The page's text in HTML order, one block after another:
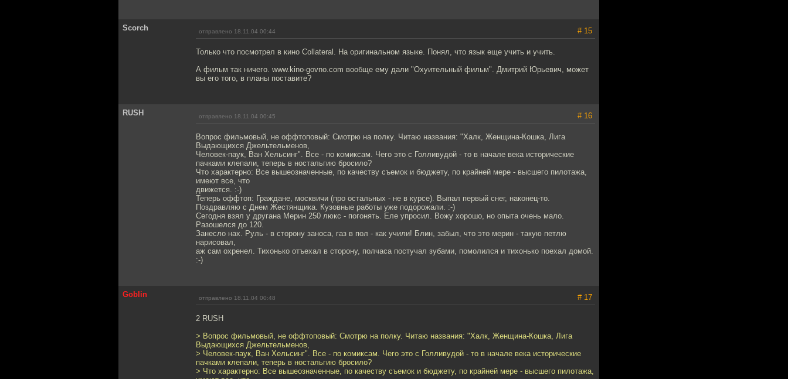
Scorch отправлено 18.11.04 00:44 # 15
Только что посмотрел в кино Collateral. На оригинальном языке. Понял, что язык еще учить и учить.
А фильм так ничего. www.kino-govno.com вообще ему дали "Охуительный фильм". Дмитрий Юрьевич, может
вы его того, в планы поставите?
RUSH отправлено 18.11.04 00:45 # 16
Вопрос фильмовый, не оффтоповый: Смотрю на полку. Читаю названия: "Халк, Женщина-Кошка, Лига
Выдающихся Джельтельменов,
Человек-паук, Ван Хельсинг". Все - по комиксам. Чего это с Голливудой - то в начале века исторические
пачками клепали, теперь в ностальгию бросило?
Что характерно: Все вышеозначенные, по качеству съемок и бюджету, по крайней мере - высшего пилотажа,
имеют все, что
движется. :-)
Теперь оффтоп: Граждане, москвичи (про остальных - не в курсе). Выпал первый снег, наконец-то.
Поздравляю с Днем Жестянщика. Кузовные работы уже подорожали. :-)
Сегодня взял у другана Мерин 250 люкс - погонять. Еле упросил. Вожу хорошо, но опыта очень мало.
Разошелся до 120.
Занесло нах. Руль - в сторону заноса, газ в пол - как учили! Блин, забыл, что это мерин - такую петлю
нарисовал,
аж сам охренел. Тихонько отъехал в сторону, полчаса постучал зубами, помолился и тихонько поехал домой.
:-)
Goblin отправлено 18.11.04 00:48 # 17
2 RUSH
> Вопрос фильмовый, не оффтоповый: Смотрю на полку. Читаю названия: "Халк, Женщина-Кошка, Лига
Выдающихся Джельтельменов,
> Человек-паук, Ван Хельсинг". Все - по комиксам. Чего это с Голливудой - то в начале века исторические
пачками клепали, теперь в ностальгию бросило?
> Что характерно: Все вышеозначенные, по качеству съемок и бюджету, по крайней мере - высшего пилотажа,